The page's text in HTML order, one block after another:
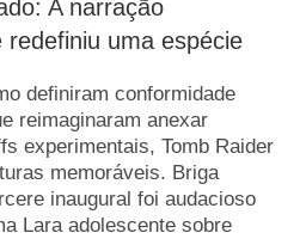
A narração
uma espécie
definiram conformidade
reimaginaram anexar
experimentais, Tomb Raider
memoráveis. Briga
inaugural foi audacioso
Lara adolescente sobre